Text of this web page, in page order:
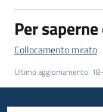
Per
Collocamento mirato
Ultimo aggiornamento: